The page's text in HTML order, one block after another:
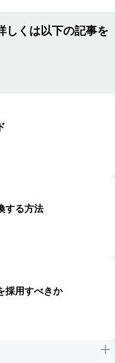
しくは以下の記事を
する方法
採用すべきか